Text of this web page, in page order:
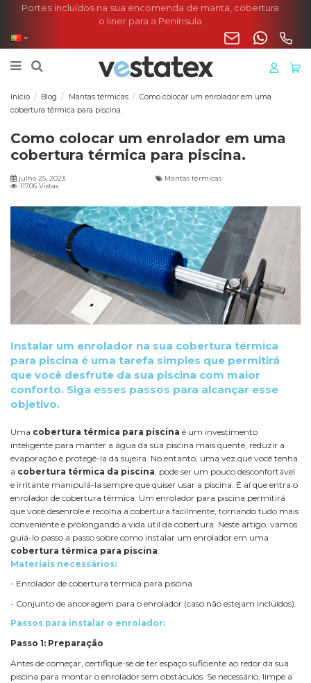
Portes incluídos na sua encomenda de manta, cobertura
o liner para a Península
Início Blog Mantas térmicas
Como colocar um enrolador em uma
cobertura térmica para piscina.
Como colocar um enrolador em uma
cobertura térmica para piscina.
julho 25, 2023
Mantas térmicas
11706 Vistas
Instalar um enrolador na sua cobertura térmica
para piscina é uma tarefa simples que permitirá
que você desfrute da sua piscina com maior
conforto. Siga esses passos para alcançar esse
objetivo.
Uma cobertura térmica para piscina é um investimento
inteligente para manter a água da sua piscina mais quente, reduzir a
evaporação e protegê-la da sujeira. No entanto, uma vez que você tenha
a cobertura térmica da piscina , pode ser um pouco desconfortável
e irritante manipulá-la sempre que quiser usar a piscina. É aí que entra o
enrolador de cobertura térmica. Um enrolador para piscina permitirá
que você desenrole e recolha a cobertura facilmente, tornando tudo mais
conveniente e prolongando a vida útil da cobertura. Neste artigo, vamos
guiá-lo passo a passo sobre como instalar um enrolador em uma
cobertura térmica para piscina
Materiais necessários:
- Enrolador de cobertura térmica para piscina
- Conjunto de ancoragem para o enrolador (caso não estejam incluídos).
Passos para instalar o enrolador:
Passo 1: Preparação
Antes de começar, certifique-se de ter espaço suficiente ao redor da sua
piscina para montar o enrolador sem obstáculos. Se necessário, limpe a